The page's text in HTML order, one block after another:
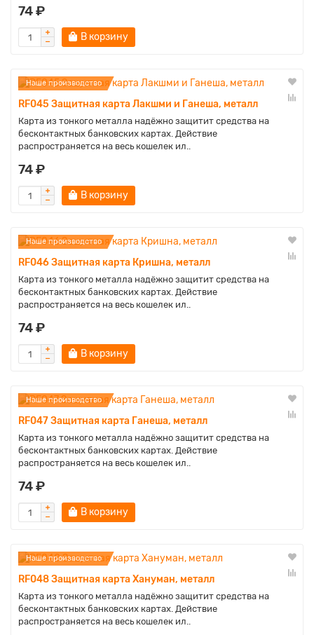
74 ₽
В корзину
Наше производство
RF045 Защитная карта Лакшми и Ганеша, металл
Карта из тонкого металла надёжно защитит средства на
бесконтактных банковских картах. Действие
распространяется на весь кошелек ил..
74 ₽
В корзину
Наше производство
RF046 Защитная карта Кришна, металл
Карта из тонкого металла надёжно защитит средства на
бесконтактных банковских картах. Действие
распространяется на весь кошелек ил..
74 ₽
В корзину
Наше производство
RF047 Защитная карта Ганеша, металл
Карта из тонкого металла надёжно защитит средства на
бесконтактных банковских картах. Действие
распространяется на весь кошелек ил..
74 ₽
В корзину
Наше производство
RF048 Защитная карта Хануман, металл
Карта из тонкого металла надёжно защитит средства на
бесконтактных банковских картах. Действие
распространяется на весь кошелек ил..